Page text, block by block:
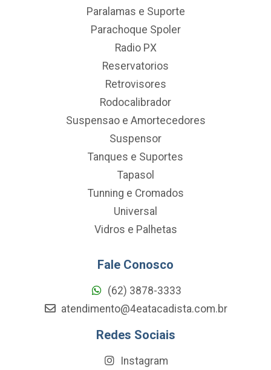
Paralamas e Suporte
Parachoque Spoler
Radio PX
Reservatorios
Retrovisores
Rodocalibrador
Suspensao e Amortecedores
Suspensor
Tanques e Suportes
Tapasol
Tunning e Cromados
Universal
Vidros e Palhetas
Fale Conosco
(62) 3878-3333
atendimento@4eatacadista.com.br
Redes Sociais
Instagram